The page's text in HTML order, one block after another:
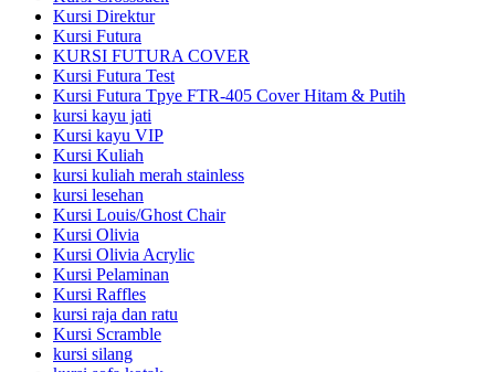
Kursi Direktur
Kursi Futura
KURSI FUTURA COVER
Kursi Futura Test
Kursi Futura Tpye FTR-405 Cover Hitam & Putih
kursi kayu jati
Kursi kayu VIP
Kursi Kuliah
kursi kuliah merah stainless
kursi lesehan
Kursi Louis/Ghost Chair
Kursi Olivia
Kursi Olivia Acrylic
Kursi Pelaminan
Kursi Raffles
kursi raja dan ratu
Kursi Scramble
kursi silang